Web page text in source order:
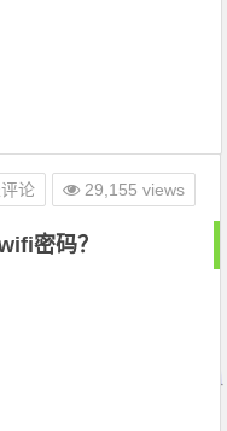
密码？
论 29,155 views